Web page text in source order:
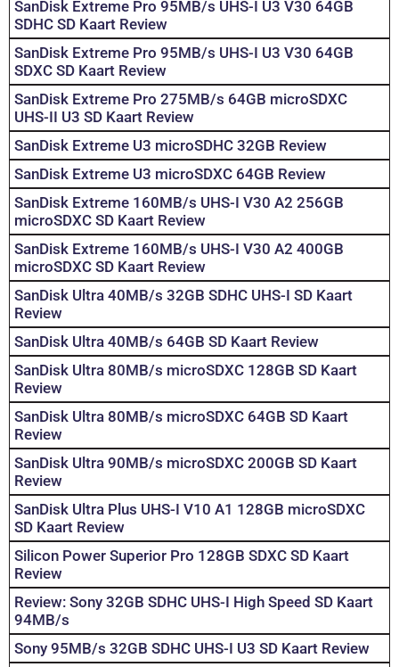
SanDisk Extreme Pro 95MB/s UHS-I U3 V30 64GB
SDHC SD Kaart Review
SanDisk Extreme Pro 95MB/s UHS-I U3 V30 64GB
SDXC SD Kaart Review
SanDisk Extreme Pro 275MB/s 64GB microSDXC
UHS-II U3 SD Kaart Review
SanDisk Extreme U3 microSDHC 32GB Review
SanDisk Extreme U3 microSDXC 64GB Review
SanDisk Extreme 160MB/s UHS-I V30 A2 256GB
microSDXC SD Kaart Review
SanDisk Extreme 160MB/s UHS-I V30 A2 400GB
microSDXC SD Kaart Review
SanDisk Ultra 40MB/s 32GB SDHC UHS-I SD Kaart
Review
SanDisk Ultra 40MB/s 64GB SD Kaart Review
SanDisk Ultra 80MB/s microSDXC 128GB SD Kaart
Review
SanDisk Ultra 80MB/s microSDXC 64GB SD Kaart
Review
SanDisk Ultra 90MB/s microSDXC 200GB SD Kaart
Review
SanDisk Ultra Plus UHS-I V10 A1 128GB microSDXC
SD Kaart Review
Silicon Power Superior Pro 128GB SDXC SD Kaart
Review
Review: Sony 32GB SDHC UHS-I High Speed SD Kaart
94MB/s
Sony 95MB/s 32GB SDHC UHS-I U3 SD Kaart Review